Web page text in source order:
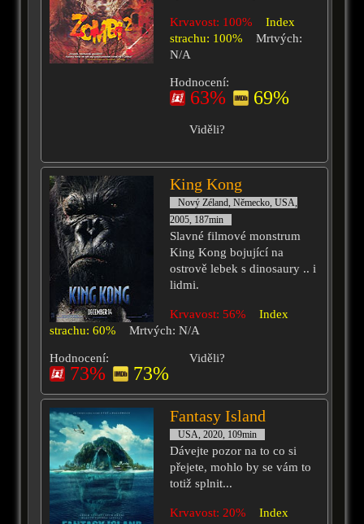
Krvavost: 100%
Index
strachu: 100%
Mrtvých:
N/A
Hodnocení:
63% 69%
Viděli?
King Kong
Nový Zéland, Německo, USA,
2005, 187min
Slavné filmové monstrum
King Kong bojující na
ostrově lebek s dinosaury .. i
lidmi.
Krvavost: 56%
Index
strachu: 60%
Mrtvých: N/A
Hodnocení:
73% 73%
Viděli?
Fantasy Island
USA, 2020, 109min
Dávejte pozor na to co si
přejete, mohlo by se vám to
totiž splnit...
Krvavost: 20%
Index